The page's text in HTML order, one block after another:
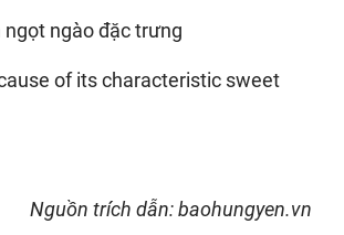
of its characteristic sweet
Nguồn trích dẫn: baohungyen.vn